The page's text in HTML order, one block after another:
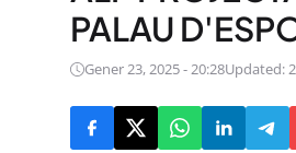
PALAU
Gener 23, 2025 - 20:28Updated: